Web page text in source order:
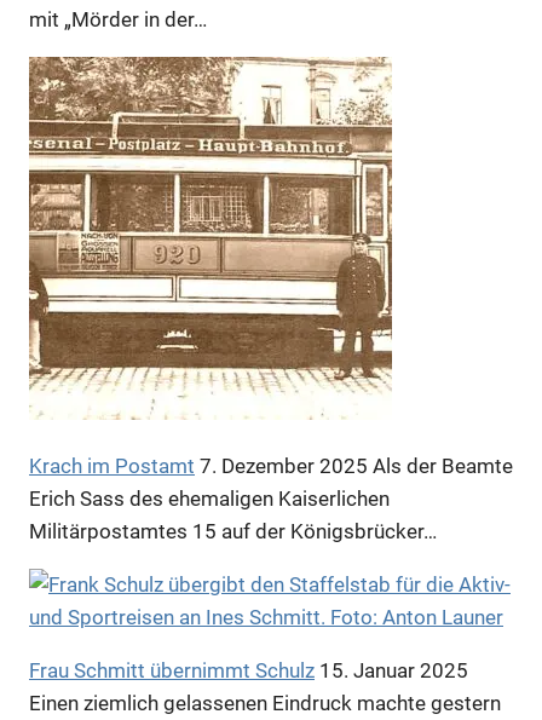
Anzeige
Anzeige
mit „Mörder in der…
Krach im Postamt 7. Dezember 2025 Als der Beamte
Erich Sass des ehemaligen Kaiserlichen
Militärpostamtes 15 auf der Königsbrücker…
Frau Schmitt übernimmt Schulz 15. Januar 2025
Einen ziemlich gelassenen Eindruck machte gestern